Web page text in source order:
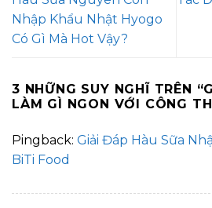
Nhập Khẩu Nhật Hyogo
Có Gì Mà Hot Vậy?
3 NHỮNG SUY NGHĨ TRÊN “
LÀM GÌ NGON VỚI CÔNG
Pingback: Giải Đáp Hàu Sữa
BiTi Food